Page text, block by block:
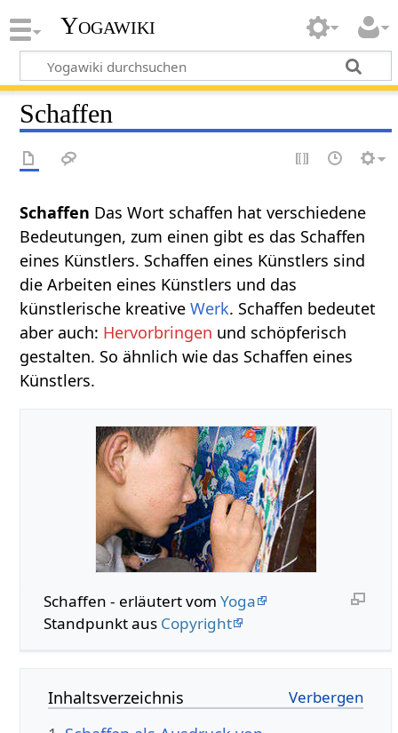
Yogawiki
Schaffen
Das Wort schaffen hat verschiedene
Bedeutungen, zum einen gibt es das Schaffen
eines Künstlers. Schaffen eines Künstlers sind
die Arbeiten eines Künstlers und das
künstlerische kreativeWerk. Schaffen bedeutet
aber auch: Hervorbringen und schöpferisch
gestalten. So ähnlich wie das Schaffen eines
Künstlers.
Schaffen‏‎ - erläutert vom Yoga
Standpunkt aus Copyright
Inhaltsverzeichnis